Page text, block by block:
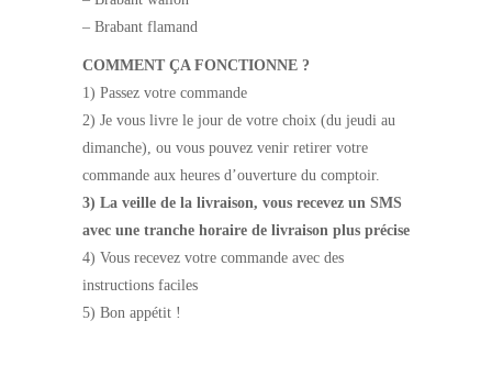
– Brabant flamand
COMMENT ÇA FONCTIONNE ?
1) Passez votre commande
2) Je vous livre le jour de votre choix (du jeudi au
dimanche), ou vous pouvez venir retirer votre
commande aux heures d’ouverture du comptoir.
3) La veille de la livraison, vous recevez un SMS
avec une tranche horaire de livraison plus précise
4) Vous recevez votre commande avec des
instructions faciles
5) Bon appétit !